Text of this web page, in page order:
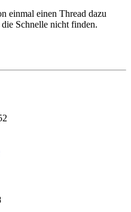
einmal einen Thread dazu
Schnelle nicht finden.